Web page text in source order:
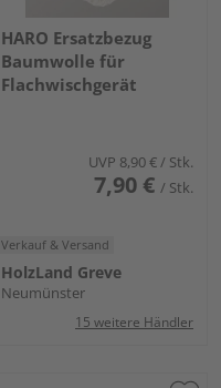
HARO Ersatzbezug
Baumwolle für
Flachwischgerät
UVP 8,90 € / Stk.
7,90 € / Stk.
Verkauf & Versand
HolzLand Greve
Neumünster
15 weitere Händler